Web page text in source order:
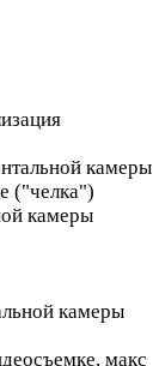
камеры
("челка")
камеры
камеры
макс